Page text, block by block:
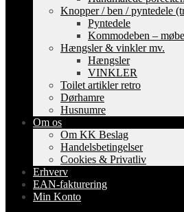
Knopper / ben / pyntedele
Pyntedele
Kommodeben –
Hængsler & vinkler mv.
Hængsler
VINKLER
Toilet artikler retro
Dørhamre
Husnumre
Om os
Om KK Beslag
Handelsbetingelser
Cookies & Privatliv
Erhverv
EAN-fakturering
Min Konto